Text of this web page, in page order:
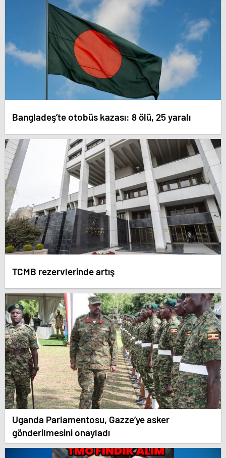
Bangladeş’te otobüs kazası: 8 ölü, 25 yaralı
TCMB rezervlerinde artış
Uganda Parlamentosu, Gazze’ye asker
gönderilmesini onayladı